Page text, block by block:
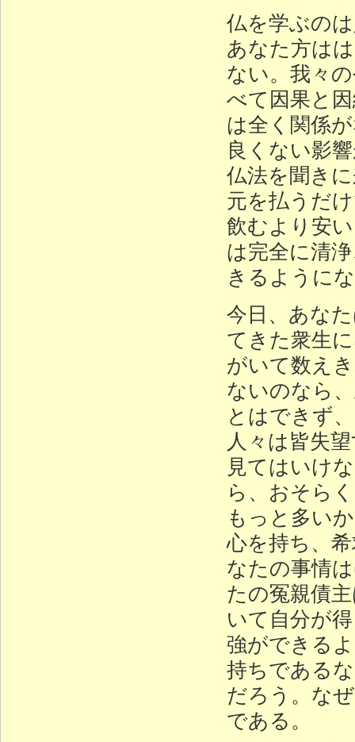
仏を学ぶの
あなた方は
ない。我々
べて因果と
は全く関係
良くない影
仏法を聞き
元を払うだ
飲むより安
は完全に清
きるように
今日、あな
てきた衆生
がいて数え
ないのなら
とはできず
人々は皆失
見てはいけ
ら、おそら
もっと多い
心を持ち、
なたの事情
たの冤親債
いて自分が
強ができる
持ちである
だろう。な
である。